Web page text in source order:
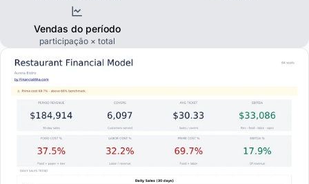
Vendas do período
participação × total